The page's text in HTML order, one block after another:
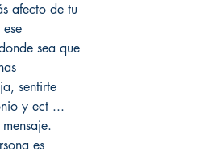
afecto de tu
sea que
sentirte
y ect ...
es